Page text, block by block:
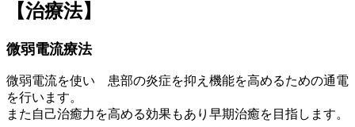
【治療法】
微弱電流療法
微弱電流を使い 患部の炎症を抑え機能を高めるための通電
を行います。
また自己治癒力を高める効果もあり早期治癒を目指します。